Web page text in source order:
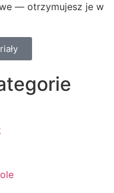
— otrzymujesz je w